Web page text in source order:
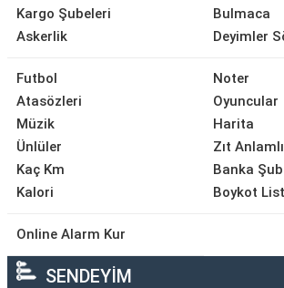
Kargo Şubeleri
Askerlik
Bulmaca
Deyimler
Futbol
Atasözleri
Müzik
Ünlüler
Kaç Km
Kalori
Noter
Oyuncular
Harita
Zıt
Banka
Boykot
Online Alarm Kur
SENDEYİM